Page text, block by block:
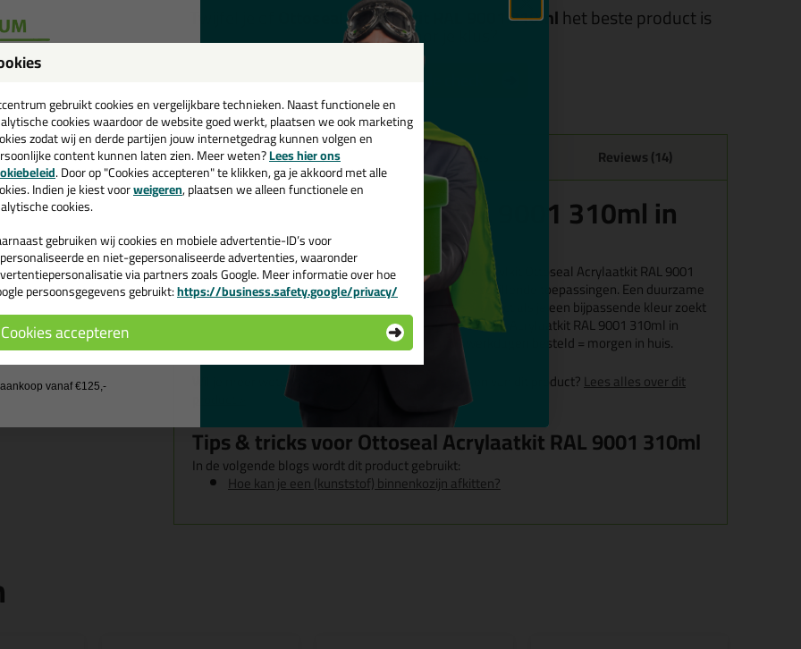
Ottoseal Acrylaatkit RAL 9001 310mlhet beste product is
voor je klus?
Omschrijving Specificaties Reviews (14)
Ottoseal Acrylaatkit RAL 9001 310ml in
RAL 9001
Zoek je kit in een specifieke kleur? Gevonden! Deze acrylkit Ottoseal Acrylaatkit RAL 9001
310ml in de kleur RAL 9001 is te gebruiken voor verschillende toepassingen. Een duurzame
en veelzijdige kit welke makkelijk te verwerken is. Perfect als je een bijpassende kleur zoekt
met gegarandeerd een topresultaat. Bestel de Ottoseal Acrylaatkit RAL 9001 310ml in
kleur RAL 9001 vandaag nog! Op voorraad en op werkdagen besteld = morgen in huis.
Wil je meer weten over de toepassing en kenmerken van dit product?Lees alles over dit
Tips & tricks voor Ottoseal Acrylaatkit RAL 9001 310ml
In de volgende blogs wordt dit product gebruikt:
Hoe kan je een (kunststof) binnenkozijn afkitten?
gebruikt cookies en vergelijkbare technieken. Naast functionele en
cookies waardoor de website goed werkt, plaatsen we ook marketing
zodat wij en derde partijen jouw internetgedrag kunnen volgen en
content kunnen laten zien. Meer weten?Lees hier ons
. Door op "Cookies accepteren" te klikken, ga je akkoord met alle
Indien je kiest voorweigeren, plaatsen we alleen functionele en
cookies.
gebruiken wij cookies en mobiele advertentie-ID’s voor
en niet-gepersonaliseerde advertenties, waaronder
via partners zoals Google. Meer informatie over hoe
persoonsgegevens gebruikt:https://business.safety.google/privacy/
Cookies accepteren
💚
en ontvang een
€35,-bij je eerste bestelling!
de actiecode ›
geen cadeau
vanaf €125,-